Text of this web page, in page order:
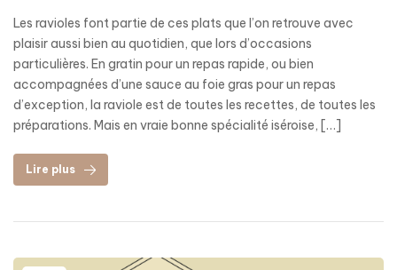
Les ravioles font partie de ces plats que l’on retrouve avec
plaisir aussi bien au quotidien, que lors d’occasions
particulières. En gratin pour un repas rapide, ou bien
accompagnées d’une sauce au foie gras pour un repas
d’exception, la raviole est de toutes les recettes, de toutes les
préparations. Mais en vraie bonne spécialité iséroise, […]
Lire plus